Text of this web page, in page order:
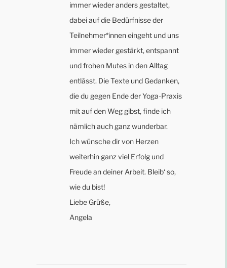
immer wieder anders gestaltet,
dabei auf die Bedürfnisse der
Teilnehmer*innen eingeht und uns
immer wieder gestärkt, entspannt
und frohen Mutes in den Alltag
entlässt. Die Texte und Gedanken,
die du gegen Ende der Yoga-Praxis
mit auf den Weg gibst, finde ich
nämlich auch ganz wunderbar.
Ich wünsche dir von Herzen
weiterhin ganz viel Erfolg und
Freude an deiner Arbeit. Bleib‘ so,
wie du bist!
Liebe Grüße,
Angela